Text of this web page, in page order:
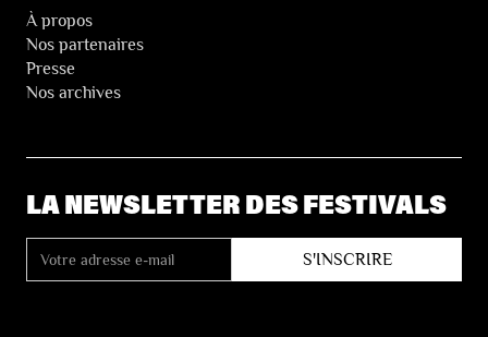
À propos
Nos partenaires
Presse
Nos archives
LA NEWSLETTER DES FESTIVALS